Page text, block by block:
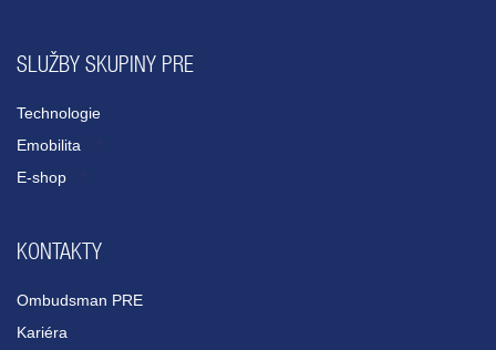
SLUŽBY SKUPINY PRE
Technologie
Emobilita
E-shop
KONTAKTY
Ombudsman PRE
Kariéra